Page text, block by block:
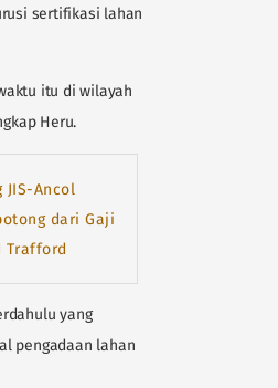
sertifikasi lahan
itu di wilayah
Heru.
JIS-Ancol
dari Gaji
Trafford
yang
pengadaan lahan